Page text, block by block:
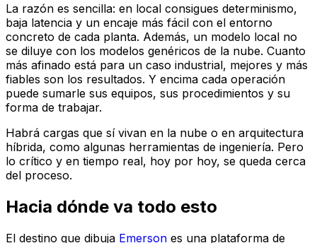
La razón es sencilla: en local consigues determinismo,
baja latencia y un encaje más fácil con el entorno
concreto de cada planta. Además, un modelo local no
se diluye con los modelos genéricos de la nube. Cuanto
más afinado está para un caso industrial, mejores y más
fiables son los resultados. Y encima cada operación
puede sumarle sus equipos, sus procedimientos y su
forma de trabajar.
Habrá cargas que sí vivan en la nube o en arquitectura
híbrida, como algunas herramientas de ingeniería. Pero
lo crítico y en tiempo real, hoy por hoy, se queda cerca
del proceso.
Hacia dónde va todo esto
El destino que dibuja Emerson es una plataforma de